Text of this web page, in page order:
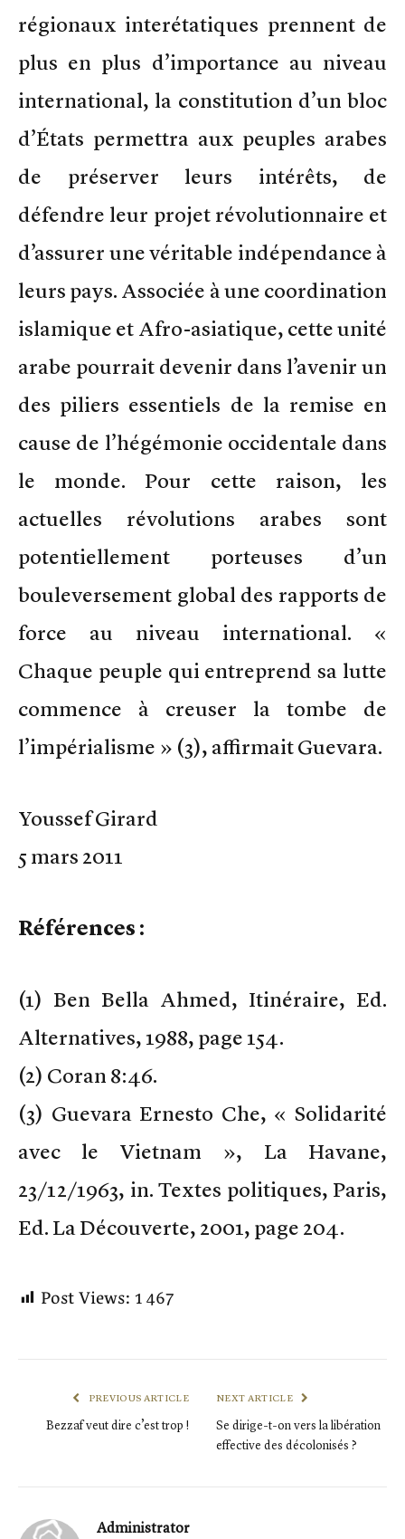
régionaux interétatiques prennent de
plus en plus d’importance au niveau
international, la constitution d’un bloc
d’États permettra aux peuples arabes
de préserver leurs intérêts, de
défendre leur projet révolutionnaire et
d’assurer une véritable indépendance à
leurs pays. Associée à une coordination
islamique et Afro-asiatique, cette unité
arabe pourrait devenir dans l’avenir un
des piliers essentiels de la remise en
cause de l’hégémonie occidentale dans
le monde. Pour cette raison, les
actuelles révolutions arabes sont
potentiellement porteuses d’un
bouleversement global des rapports de
force au niveau international. «
Chaque peuple qui entreprend sa lutte
commence à creuser la tombe de
l’impérialisme » (3), affirmait Guevara.
Youssef Girard
5 mars 2011
Références :
(1) Ben Bella Ahmed, Itinéraire, Ed.
Alternatives, 1988, page 154.
(2) Coran 8:46.
(3) Guevara Ernesto Che, « Solidarité
avec le Vietnam », La Havane,
23/12/1963, in. Textes politiques, Paris,
Ed. La Découverte, 2001, page 204.
Post Views:1 467
PREVIOUS ARTICLE
Bezzaf veut dire c’est trop !
NEXT ARTICLE
Se dirige-t-on vers la libération
effective des décolonisés ?
Administrator